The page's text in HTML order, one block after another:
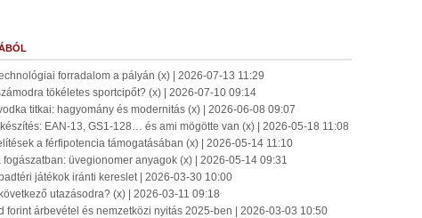
forradalom a pályán (x) | 2026-07-13 11:29
tökéletes sportcipőt? (x) | 2026-07-10 09:14
titkai: hagyomány és modernitás (x) | 2026-06-08 09:07
EAN-13, GS1-128… és ami mögötte van (x) | 2026-05-18 11:08
a férfipotencia támogatásában (x) | 2026-05-14 11:10
üvegionomer anyagok (x) | 2026-05-14 09:31
játékok iránti kereslet | 2026-03-30 10:00
utazásodra? (x) | 2026-03-11 09:18
forint árbevétel és nemzetközi nyitás 2025-ben | 2026-03-03 10:50